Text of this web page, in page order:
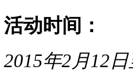
活动时间：
2015年2月12